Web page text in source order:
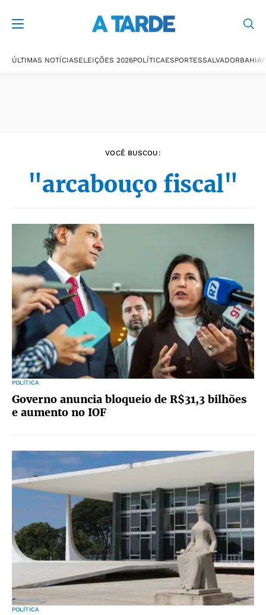
ÚLTIMAS NOTÍCIASELEIÇÕES 2026POLÍTICAESPORTESSALVADORBAHIA
VOCÊ BUSCOU:
"arcabouço fiscal"
POLÍTICA
Governo anuncia bloqueio de R$31,3 bilhões
e aumento no IOF
POLÍTICA